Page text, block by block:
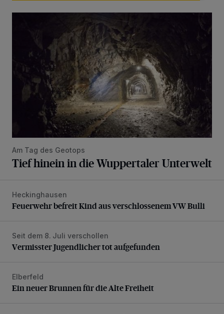
Am Tag des Geotops
Tief hinein in die Wuppertaler Unterwelt
Feuerwehr befreit Kind aus verschlossenem VW Bulli
Heckinghausen
Feuerwehr befreit Kind aus verschlossenem VW Bulli
Vermisster Jugendlicher tot aufgefunden
Seit dem 8. Juli verschollen
Vermisster Jugendlicher tot aufgefunden
Ein neuer Brunnen für die Alte Freiheit
Elberfeld
Ein neuer Brunnen für die Alte Freiheit